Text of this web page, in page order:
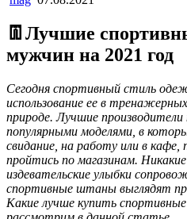
👖Лучшие
мужчин на 2021 год
Сегодня спортивный стиль
использование ее в
природе. Лучшие производители
популярными моделями, в
свидание, на работу или в кафе,
пройтись по магазинам. Никакие
издевательские улыбки
спортивные штаны выглядят
Какие лучше купить